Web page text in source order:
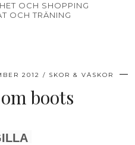
OCH SHOPPING
OCH TRÄNING
2012 SKOR & VÄSKOR
boots